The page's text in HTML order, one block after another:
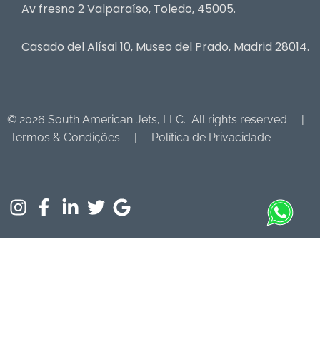
Av fresno 2 Valparaíso, Toledo, 45005.
Casado del Alísal 10, Museo del Prado, Madrid 28014.
© 2026 South American Jets, LLC. All rights reserved |
Termos & Condições | Política de Privacidade